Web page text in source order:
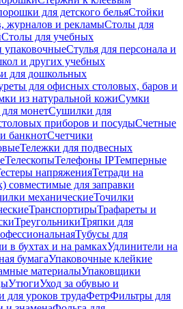
для детского бельяСтойки
журналов и рекламыСтолы для
Столы для учебных
упаковочныеСтулья для персонала и
и других учебных
для дошкольных
для офисных столовых, баров и
из натуральной кожиСумки
монетСушилки для
приборов и посудыСчетные
банкнотСчетчики
Тележки для подвесных
ТелескопыТелефоны IPТемперные
напряженияТетради на
совместимые для заправки
механическиеТочилки
ТранспортирыТрафареты и
ТреугольникиТряпки для
Тубусы для
в бухтах и на рамкахУдлинители на
бумагаУпаковочные клейкие
материалыУпаковщики
УтюгиУход за обувью и
для уроков трудаФетрФильтры для